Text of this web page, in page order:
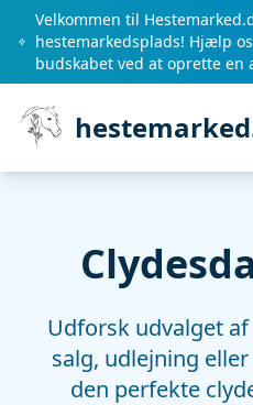
Velkommen til
hestemarkedsplads! Hjælp
budskabet ved at oprette en
Udforsk udvalget
salg, udlejning
den perfekte